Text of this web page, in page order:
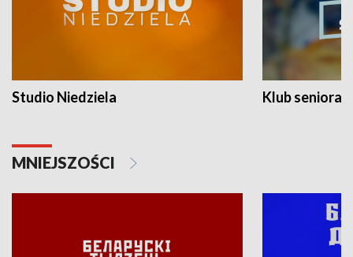
Studio Niedziela Klub seniora
MNIEJSZOŚCI